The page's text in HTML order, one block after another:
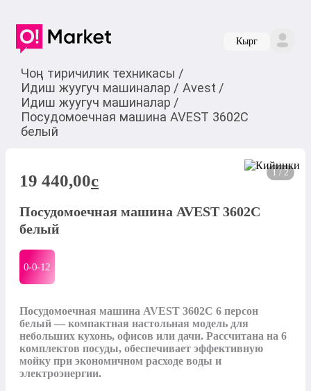
Кырг
Чоң тиричилик техникасы /
Идиш жуугуч машиналар / Avest /
Идиш жуугуч машиналар /
Посудомоечная машина AVEST 3602C
белый
1 / 2
19 440,00c
Посудомоечная машина AVEST 3602C
белый
0-0-12
Посудомоечная машина AVEST 3602C 6 персон
белый — компактная настольная модель для
небольших кухонь, офисов или дачи. Рассчитана на 6
комплектов посуды, обеспечивает эффективную
мойку при экономичном расходе воды и
электроэнергии.